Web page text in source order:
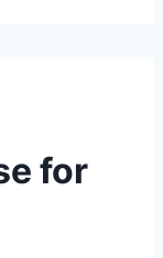
for